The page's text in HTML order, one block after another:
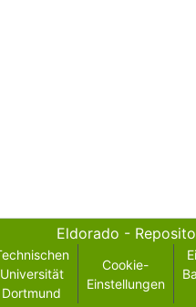
Eldorado -
Universität
Dortmund
Cookie-
Einstellungen